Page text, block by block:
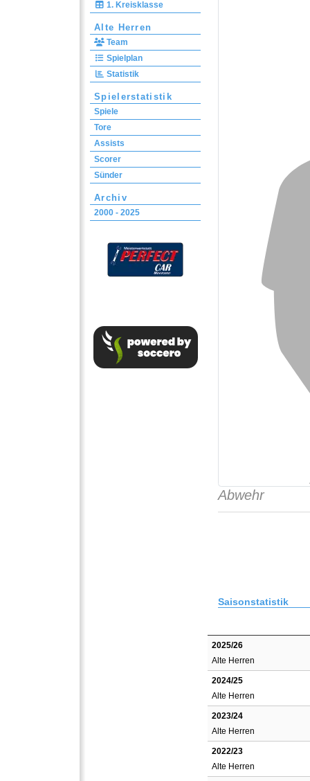
1. Kreisklasse
Alte Herren
Team
Spielplan
Statistik
Spielerstatistik
Spiele
Tore
Assists
Scorer
Sünder
Archiv
2000 - 2025
Abwehr
Saisonstatistik
2025/26
Alte Herren
2024/25
Alte Herren
2023/24
Alte Herren
2022/23
Alte Herren